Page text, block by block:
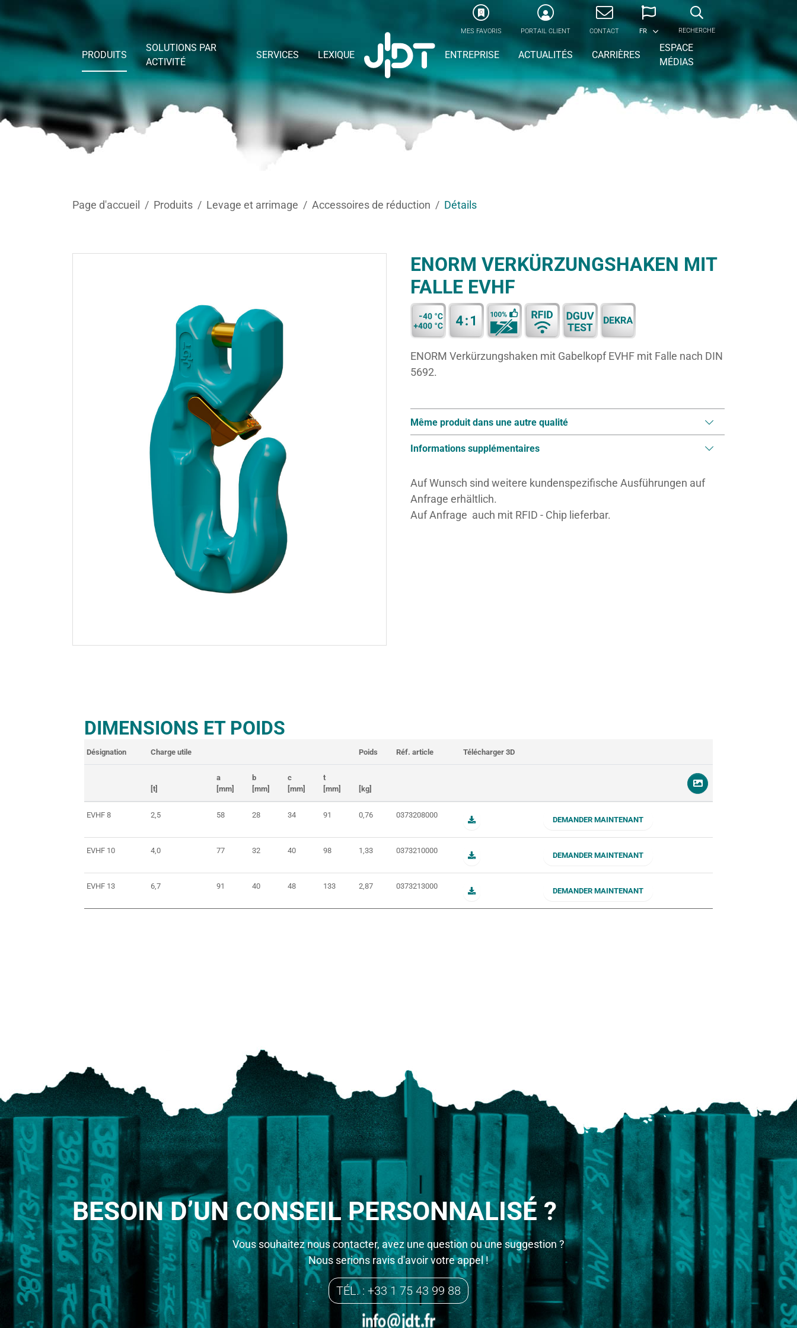
Skip to main content 0
MES FAVORIS PORTAIL CLIENT CONTACT FR RECHERCHE
PRODUITS
SOLUTIONS PAR
ACTIVITÉ
SERVICES LEXIQUE ENTREPRISE ACTUALITÉS CARRIÈRES
ESPACE
MÉDIAS
Page d'accueil Produits Levage et arrimage Accessoires de réduction Détails
ENORM VERKÜRZUNGSHAKEN MIT
FALLE EVHF
ENORM Verkürzungshaken mit Gabelkopf EVHF mit Falle nach DIN
5692.
Même produit dans une autre qualité
Informations supplémentaires
Auf Wunsch sind weitere kundenspezifische Ausführungen auf
Anfrage erhältlich.
Auf Anfrage auch mit RFID - Chip lieferbar.
DIMENSIONS ET POIDS
Désignation Charge utile Poids Réf. article Télécharger 3D
[t]
a
[mm]
b
[mm]
c
[mm]
t
[mm]
[kg]
EVHF 8 2,5 58 28 34 91 0,76 0373208000
DEMANDER MAINTENANT
EVHF 10 4,0 77 32 40 98 1,33 0373210000
DEMANDER MAINTENANT
EVHF 13 6,7 91 40 48 133 2,87 0373213000
DEMANDER MAINTENANT
BESOIN D’UN CONSEIL PERSONNALISÉ ?
Vous souhaitez nous contacter, avez une question ou une suggestion ?
Nous serions ravis d'avoir votre appel !
TÉL. : +33 1 75 43 99 88